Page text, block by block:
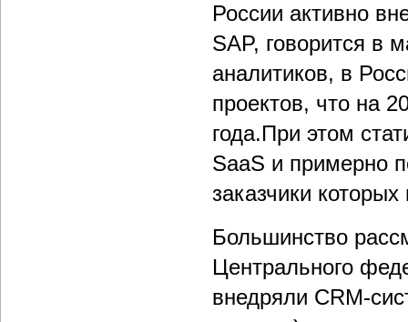
России активно
SAP, говорится в
аналитиков, в
проектов, что на
года.При этом
SaaS и примерно
заказчики
Большинство
Центрального
внедряли СRM-